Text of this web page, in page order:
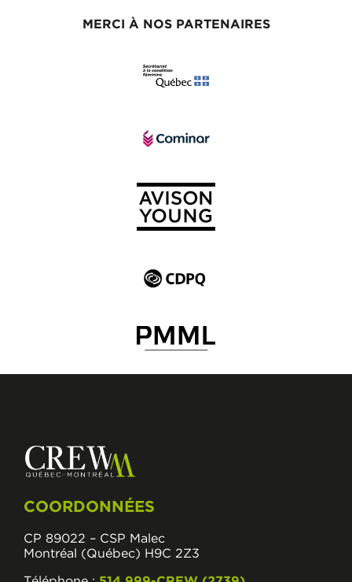
MERCI À NOS PARTENAIRES
COORDONNÉES
CP 89022 – CSP Malec
Montréal (Québec) H9C 2Z3